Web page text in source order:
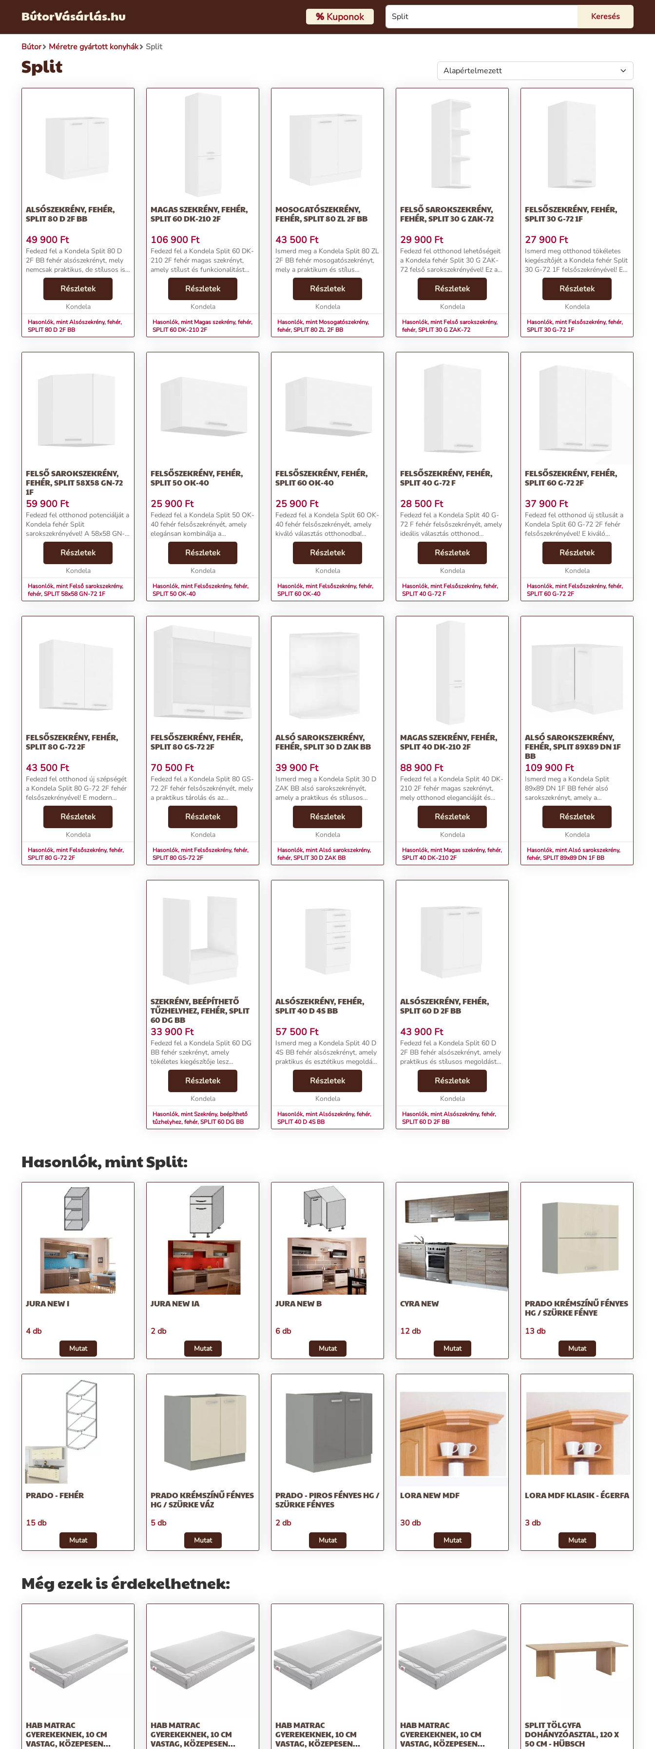
BútorVásárlás.hu %Kuponok
Bútor Méretre gyártott konyhák Split
Split
ALSÓSZEKRÉNY, FEHÉR,
SPLIT 80 D 2F BB
49 900 Ft
Fedezd fel a Kondela Split 80 D
2F BB fehér alsószekrényt, mely
nemcsak praktikus, de stílusos is.
Ideális választás bármely
konyhába, hogy rendet teremts és
egyúttal esztétikus atmoszférát
Részletek
Kondela
Hasonlók, mint Alsószekrény, fehér,
SPLIT 80 D 2F BB
MAGAS SZEKRÉNY, FEHÉR,
SPLIT 60 DK-210 2F
106 900 Ft
Fedezd fel a Kondela Split 60 DK-
210 2F fehér magas szekrényt,
amely stílust és funkcionalitást
otthonodba!Termékjellemzők:Név:
Magas szekrény, fehér, SPLIT 60
DK-210 2FÁr: 89900 FtMárka:
Részletek
Kondela
Hasonlók, mint Magas szekrény, fehér,
SPLIT 60 DK-210 2F
MOSOGATÓSZEKRÉNY,
FEHÉR, SPLIT 80 ZL 2F BB
43 500 Ft
Ismerd meg a Kondela Split 80 ZL
2F BB fehér mosogatószekrényt,
mely a praktikum és stílus
tökéletes egyensúlyát kínálja.
Ideális választás a konyha
számára, ahol a funkcionalitás és
a design találkoz...
Részletek
Kondela
Hasonlók, mint Mosogatószekrény,
fehér, SPLIT 80 ZL 2F BB
FELSŐ SAROKSZEKRÉNY,
FEHÉR, SPLIT 30 G ZAK-72
29 900 Ft
Fedezd fel otthonod lehetőségeit
a Kondela fehér Split 30 G ZAK-
72 felső sarokszekrényével! Ez a
kifinomult bútordarab nemcsak
praktikus, hanem stílusos
kiegészítője is modern
enteriőrödnek.Termékjell...
Részletek
Kondela
Hasonlók, mint Felső sarokszekrény,
fehér, SPLIT 30 G ZAK-72
FELSŐSZEKRÉNY, FEHÉR,
SPLIT 30 G-72 1F
27 900 Ft
Ismerd meg otthonod tökéletes
kiegészítőjét a Kondela fehér Split
30 G-72 1F felsőszekrényével! Ez
a praktikus és esztétikus
bútordarab ideális választás a
modern
enteriőrökbe.Termékjellemzők:Név:
Részletek
Kondela
Hasonlók, mint Felsőszekrény, fehér,
SPLIT 30 G-72 1F
FELSŐ SAROKSZEKRÉNY,
FEHÉR, SPLIT 58X58 GN-72
1F
59 900 Ft
Fedezd fel otthonod potenciálját a
Kondela fehér Split
sarokszekrényével! A 58x58 GN-
72 1F méretű felső sarokszekrény
praktikus és stílusos megoldást
kínál, amely kiválóan illeszkedik
modern enteriőrö...
Részletek
Kondela
Hasonlók, mint Felső sarokszekrény,
fehér, SPLIT 58x58 GN-72 1F
FELSŐSZEKRÉNY, FEHÉR,
SPLIT 50 OK-40
25 900 Ft
Fedezd fel a Kondela Split 50 OK-
40 fehér felsőszekrényét, amely
elegánsan kombinálja a
funkcionalitást és a stílust! Ideális
választás otthonod konyhájába
vagy fürdőszobájába, hogy
rendszert teremts,...
Részletek
Kondela
Hasonlók, mint Felsőszekrény, fehér,
SPLIT 50 OK-40
FELSŐSZEKRÉNY, FEHÉR,
SPLIT 60 OK-40
25 900 Ft
Fedezd fel a Kondela Split 60 OK-
40 fehér felsőszekrényét, amely
kiváló választás otthonodba!
Stílusos és praktikus megoldás,
hogy otthonod rendezett és
divatos
legyen.Termékjellemzők:Név:
Részletek
Kondela
Hasonlók, mint Felsőszekrény, fehér,
SPLIT 60 OK-40
FELSŐSZEKRÉNY, FEHÉR,
SPLIT 40 G-72 F
28 500 Ft
Fedezd fel a Kondela Split 40 G-
72 F fehér felsőszekrényét, amely
ideális választás otthonod
számára! A modern design és
praktikus kialakítás révén ez a
bútordarab stílust és
funkcionalitást visz az o...
Részletek
Kondela
Hasonlók, mint Felsőszekrény, fehér,
SPLIT 40 G-72 F
FELSŐSZEKRÉNY, FEHÉR,
SPLIT 60 G-72 2F
37 900 Ft
Fedezd fel otthonod új stílusát a
Kondela Split 60 G-72 2F fehér
felsőszekrényével! E kiváló
minőségű bútordarab nem csak
praktikus, de esztétikailag is
felülmúlhatatlan.Termékjellemzők:Név:
Részletek
Kondela
Hasonlók, mint Felsőszekrény, fehér,
SPLIT 60 G-72 2F
FELSŐSZEKRÉNY, FEHÉR,
SPLIT 80 G-72 2F
43 500 Ft
Fedezd fel otthonod új szépségét
a Kondela Split 80 G-72 2F fehér
felsőszekrényével! E modern
bútordarab kiválóan illeszkedik
bármely térbe, és praktikus
tárolóhelyet
biztosít.Termékjellemzők:Név: Fel...
Részletek
Kondela
Hasonlók, mint Felsőszekrény, fehér,
SPLIT 80 G-72 2F
FELSŐSZEKRÉNY, FEHÉR,
SPLIT 80 GS-72 2F
70 500 Ft
Fedezd fel a Kondela Split 80 GS-
72 2F fehér felsőszekrényét, mely
a praktikus tárolás és az
esztétikus design tökéletes
kombinációját kínálja. Ez a
bútordarab ideális választás azok
számára, akik sze...
Részletek
Kondela
Hasonlók, mint Felsőszekrény, fehér,
SPLIT 80 GS-72 2F
ALSÓ SAROKSZEKRÉNY,
FEHÉR, SPLIT 30 D ZAK BB
39 900 Ft
Ismerd meg a Kondela Split 30 D
ZAK BB alsó sarokszekrényét,
amely a praktikus és stílusos
bútorok szerelmeseinek ideális
választása. A kiváló minőségű
anyagok és a modern design
egyesítése által otth...
Részletek
Kondela
Hasonlók, mint Alsó sarokszekrény,
fehér, SPLIT 30 D ZAK BB
MAGAS SZEKRÉNY, FEHÉR,
SPLIT 40 DK-210 2F
88 900 Ft
Fedezd fel a Kondela Split 40 DK-
210 2F fehér magas szekrényt,
mely otthonod eleganciáját és
tárolási lehetőségeit fokozza. A
prémium anyagok és a modern
design egyesülése ideális
választás azok számá...
Részletek
Kondela
Hasonlók, mint Magas szekrény, fehér,
SPLIT 40 DK-210 2F
ALSÓ SAROKSZEKRÉNY,
FEHÉR, SPLIT 89X89 DN 1F
BB
109 900 Ft
Ismerd meg a Kondela Split
89x89 DN 1F BB fehér alsó
sarokszekrényt, amely a
funkcionalitás és az elegancia
tökéletes kombinációját kínálja
otthonod számára. Ez a
bútorideális választás a praktikus
Részletek
Kondela
Hasonlók, mint Alsó sarokszekrény,
fehér, SPLIT 89x89 DN 1F BB
SZEKRÉNY, BEÉPÍTHETŐ
TŰZHELYHEZ, FEHÉR, SPLIT
60 DG BB
33 900 Ft
Fedezd fel a Kondela Split 60 DG
BB fehér szekrényt, amely
tökéletes kiegészítője lesz
beépíthető tűzhelyednek. Ez a
praktikus bútor a funkcionalitás és
az esztétika tökéletes egyensúlyát
Részletek
Kondela
Hasonlók, mint Szekrény, beépíthető
tűzhelyhez, fehér, SPLIT 60 DG BB
ALSÓSZEKRÉNY, FEHÉR,
SPLIT 40 D 4S BB
57 500 Ft
Ismerd meg a Kondela Split 40 D
4S BB fehér alsószekrényt, amely
praktikus és esztétikus megoldást
kínál otthonod konyhájába. Ez az
elegáns alsószekrény tökéletes
választás, ha minimalista és
Részletek
Kondela
Hasonlók, mint Alsószekrény, fehér,
SPLIT 40 D 4S BB
ALSÓSZEKRÉNY, FEHÉR,
SPLIT 60 D 2F BB
43 900 Ft
Fedezd fel a Kondela Split 60 D
2F BB fehér alsószekrényt, amely
praktikus és stílusos megoldást
kínál otthonodba. Kiváló
minőségű alapanyagokból készült,
ez az alsószekrény tökéletes
választás a mode...
Részletek
Kondela
Hasonlók, mint Alsószekrény, fehér,
SPLIT 60 D 2F BB
Hasonlók, mint Split:
JURA NEW I
4 db
Mutat
JURA NEW IA
2 db
Mutat
JURA NEW B
6 db
Mutat
CYRA NEW
12 db
Mutat
PRADO KRÉMSZÍNŰ FÉNYES
HG / SZÜRKE FÉNYE
13 db
Mutat
PRADO - FEHÉR
15 db
Mutat
PRADO KRÉMSZÍNŰ FÉNYES
HG / SZÜRKE VÁZ
5 db
Mutat
PRADO - PIROS FÉNYES HG /
SZÜRKE FÉNYES
2 db
Mutat
LORA NEW MDF
30 db
Mutat
LORA MDF KLASIK - ÉGERFA
3 db
Mutat
Még ezek is érdekelhetnek:
HAB MATRAC
GYEREKEKNEK, 10 CM
VASTAG, KÖZEPESEN
HAB MATRAC
GYEREKEKNEK, 10 CM
VASTAG, KÖZEPESEN
HAB MATRAC
GYEREKEKNEK, 10 CM
VASTAG, KÖZEPESEN
HAB MATRAC
GYEREKEKNEK, 10 CM
VASTAG, KÖZEPESEN
SPLIT TÖLGYFA
DOHÁNYZÓASZTAL, 120 X
50 CM - HÜBSCH